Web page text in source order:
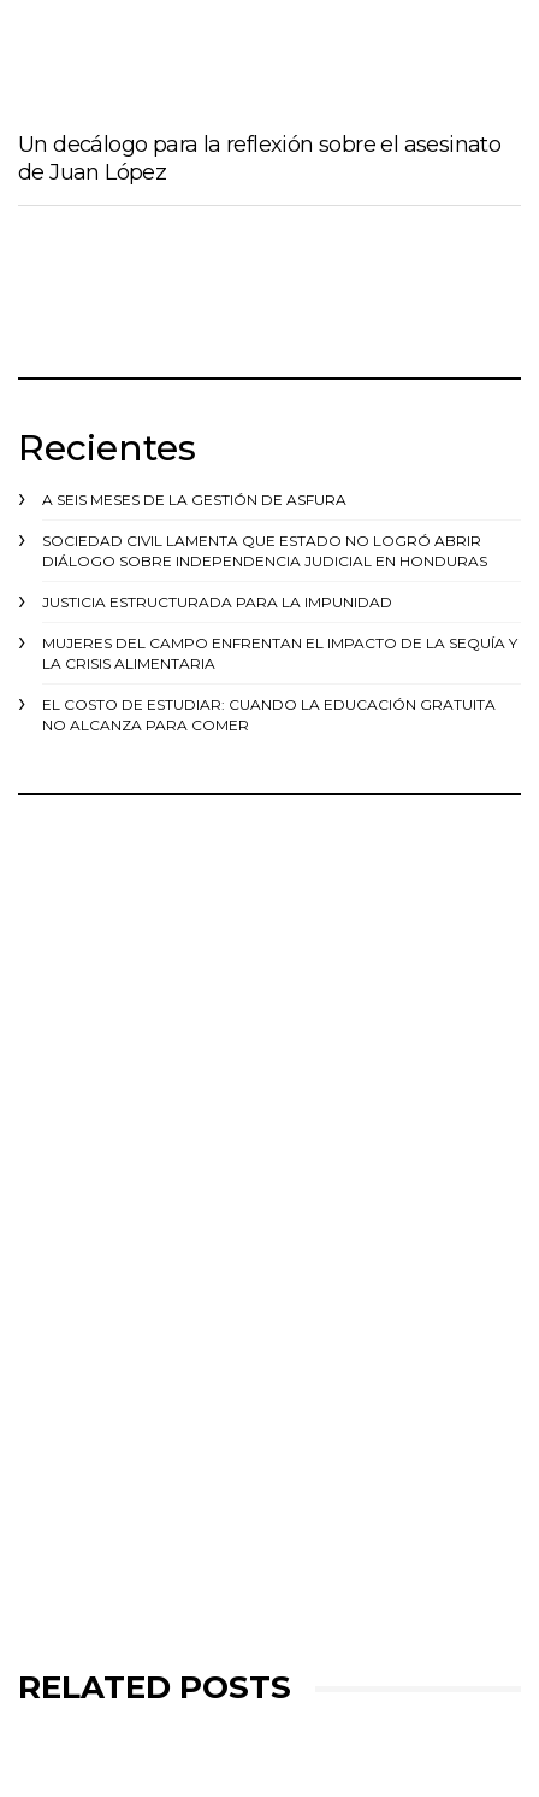
Un decálogo para la reflexión sobre el asesinato
de Juan López
Recientes
A SEIS MESES DE LA GESTIÓN DE ASFURA
SOCIEDAD CIVIL LAMENTA QUE ESTADO NO LOGRÓ ABRIR
DIÁLOGO SOBRE INDEPENDENCIA JUDICIAL EN HONDURAS
JUSTICIA ESTRUCTURADA PARA LA IMPUNIDAD
MUJERES DEL CAMPO ENFRENTAN EL IMPACTO DE LA SEQUÍA Y
LA CRISIS ALIMENTARIA
EL COSTO DE ESTUDIAR: CUANDO LA EDUCACIÓN GRATUITA
NO ALCANZA PARA COMER
RELATED POSTS